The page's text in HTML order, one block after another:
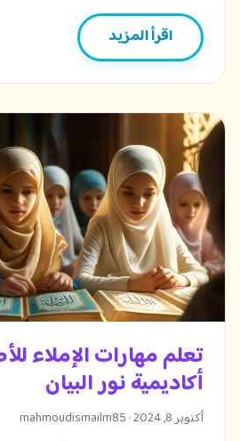
اقرأ المزيد
تعلم مهارات الإملاء
أكاديمية نور البيان
أكتوبر 8, 2024 · mahmoudismailm85